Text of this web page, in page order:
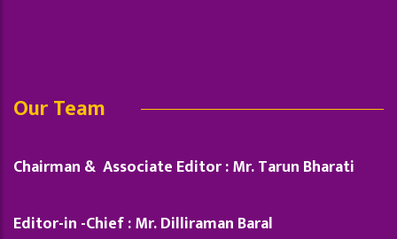
Our Team
Chairman & Associate Editor : Mr. Tarun Bharati
Editor-in -Chief : Mr. Dilliraman Baral